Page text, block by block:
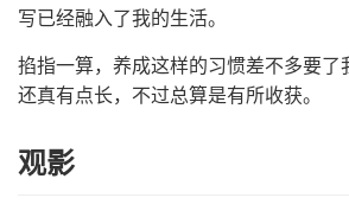
写已经融入了我的生活。
掐指一算，养成这样的习惯差不多要了
还真有点长，不过总算是有所收获。
观影